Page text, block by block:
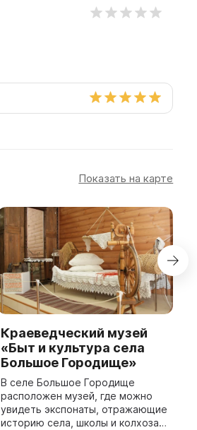
Показать на карте
Краеведческий музей
«Быт и культура села
Большое Городище»
В селе Большое Городище
расположен музей, где можно
увидеть экспонаты, отражающие
историю села, школы и колхоза